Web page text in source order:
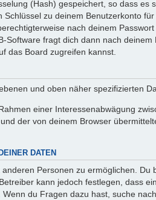
(Hash) gespeichert, so dass
zu deinem Benutzerkonto
nach deinem
Software fragt dich dann nach
das Board zugreifen kannst.
und oben näher spezifizierten
einer Interessenabwägung
der von deinem Browser
DATEN
Personen zu ermöglichen.
kann jedoch festlegen, dass
du Fragen dazu hast, suche